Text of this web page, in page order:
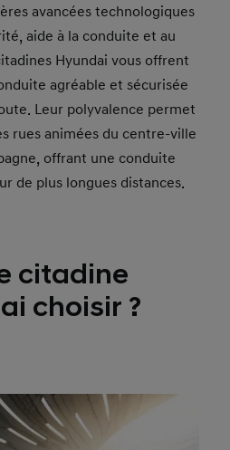
avancées technologiques
aide à la conduite et au
Hyundai vous offrent
agréable et sécurisée
Leur polyvalence permet
rues animées du centre-ville
offrant une conduite
de plus longues distances.
citadine
choisir ?